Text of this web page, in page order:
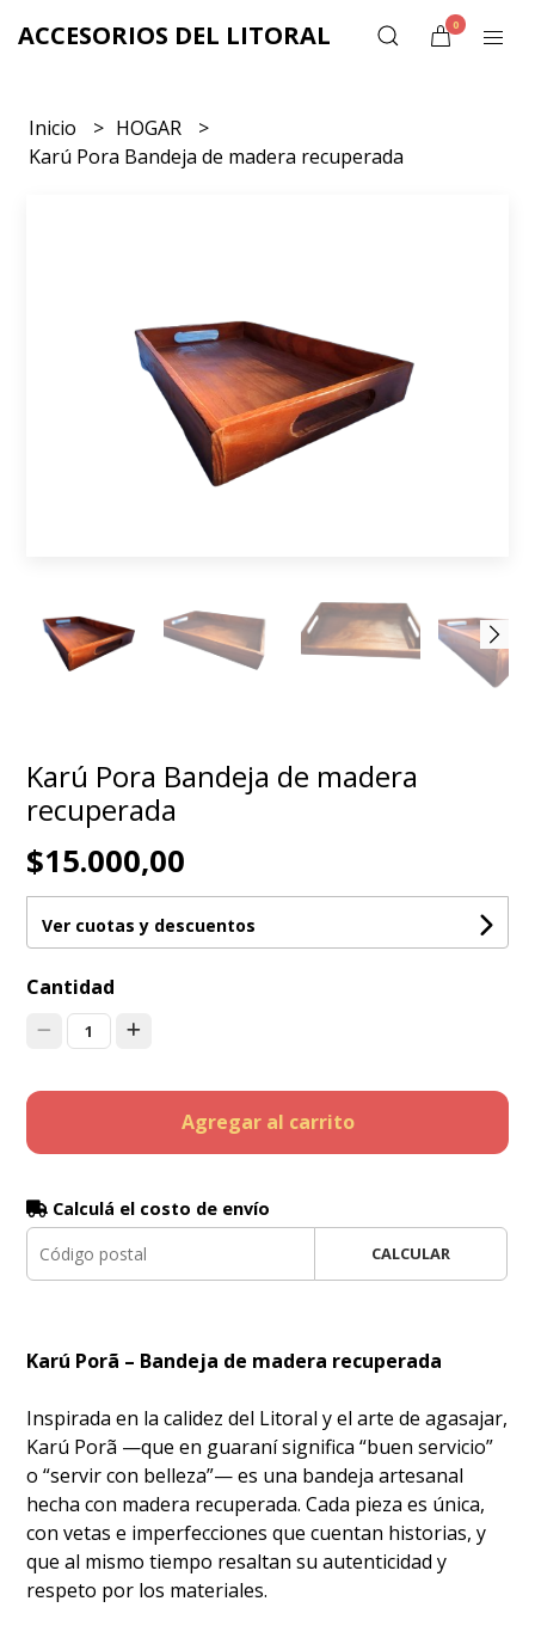
ACCESORIOS DEL LITORAL 0
Inicio
HOGAR
Karú Pora Bandeja de madera recuperada
Karú Pora Bandeja de madera
recuperada
$15.000,00
Ver cuotas y descuentos
Cantidad
1
Agregar al carrito
Calculá el costo de envío
CALCULAR
Karú Porã – Bandeja de madera recuperada
Inspirada en la calidez del Litoral y el arte de agasajar,
Karú Porã —que en guaraní significa “buen servicio”
o “servir con belleza”— es una bandeja artesanal
hecha con madera recuperada. Cada pieza es única,
con vetas e imperfecciones que cuentan historias, y
que al mismo tiempo resaltan su autenticidad y
respeto por los materiales.